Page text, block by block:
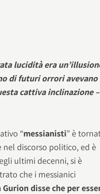
lucidità era
di futuri orrori avevano
cattiva inclinazione –
“messianisti” è
discorso politico, ed è
ultimi decenni, si è
che i messianici
Gurion disse che per